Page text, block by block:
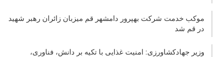
موکب خدمت شرکت بهپرور دامشهر قم میزبان زائران رهبر شهید
در قم شد
وزیر جهادکشاورزی: امنیت غذایی با تکیه بر دانش، فناوری،